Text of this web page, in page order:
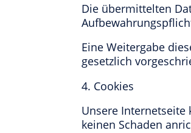
Die übermittelten
Eine Weitergabe
gesetzlich
4. Cookies
Unsere Internetseite
keinen Schaden